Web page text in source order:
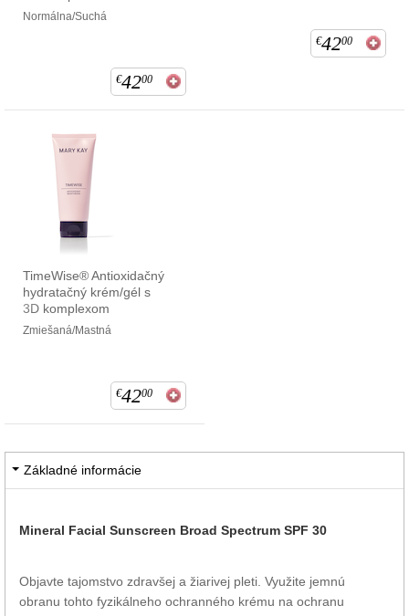
Normálna/Suchá
€4200
€4200
TimeWise® Antioxidačný
hydratačný krém/gél s
3D komplexom
Zmiešaná/Mastná
€4200
Základné informácie
Mineral Facial Sunscreen Broad Spectrum SPF 30
Objavte tajomstvo zdravšej a žiarivej pleti. Využite jemnú
obranu tohto fyzikálneho ochranného krému na ochranu